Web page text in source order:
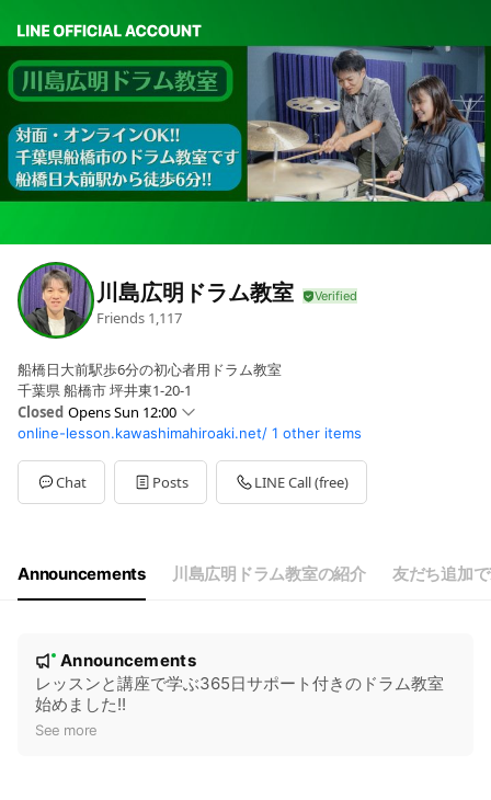
川島広明ドラム教室
Friends 1,117
船橋日大前駅歩6分の初心者用ドラム教室
千葉県 船橋市 坪井東1-20-1
Closed Opens Sun 12:00
Sun12:00 - 21:00
Mon12:00 - 21:00
Tue12:00 - 21:00
Wed12:00 - 21:00
online-lesson.kawashimahiroaki.net/ 1 other items
Chat Posts LINE Call (free)
Announcements 川島広明ドラム教室の紹介 友だち追加
New
Announcements
レッスンと講座で学ぶ365日サポート付きのドラム教室
始めました!!
See more